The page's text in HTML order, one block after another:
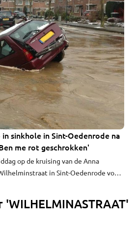
sinkhole in Sint-Oedenrode na
me rot geschrokken'
op de kruising van de Anna
in Sint-Oedenrode voor
van de auto raakte niet gewond,